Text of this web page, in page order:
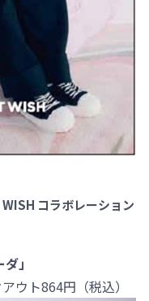
コラボレーション
」
ウト864円（税込）